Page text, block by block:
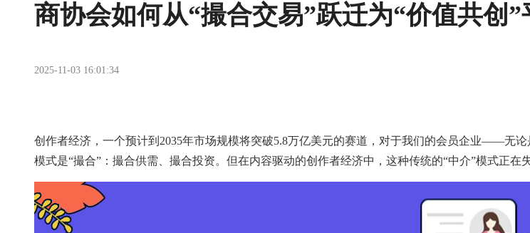
商协会如何从“撮合交易”跃迁为“价值共创”
2025-11-03 16:01:34
创作者经济，一个预计到2035年市场规模将突破5.8万亿美元的赛道，对于我们的会员企业——无
模式是“撮合”：撮合供需、撮合投资。但在内容驱动的创作者经济中，这种传统的“中介”模式正在失